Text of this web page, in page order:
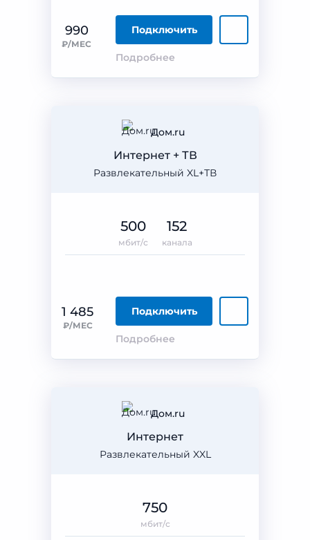
990
₽/МЕС
Подключить
Подробнее
Дом.ru
Развлекательный XL+ТВ
Интернет + ТВ
1 485
₽/МЕС
Подключить
Подробнее
500
мбит/с
152
канала
Дом.ru
Развлекательный XXL
Интернет
750
мбит/с